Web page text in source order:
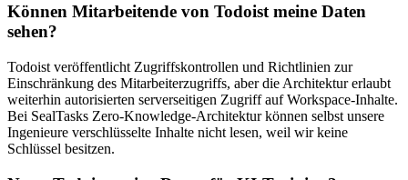
Können Mitarbeitende von Todoist meine Daten
sehen?
Todoist veröffentlicht Zugriffskontrollen und Richtlinien zur
Einschränkung des Mitarbeiterzugriffs, aber die Architektur erlaubt
weiterhin autorisierten serverseitigen Zugriff auf Workspace-Inhalte.
Bei SealTasks Zero-Knowledge-Architektur können selbst unsere
Ingenieure verschlüsselte Inhalte nicht lesen, weil wir keine
Schlüssel besitzen.